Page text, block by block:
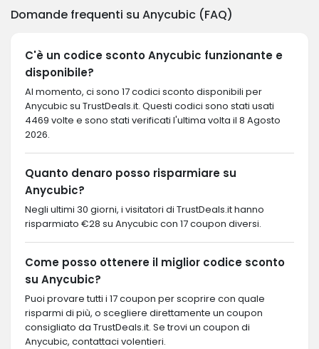
Domande frequenti su Anycubic (FAQ)
C'è un codice sconto Anycubic funzionante e
disponibile?
Al momento, ci sono 17 codici sconto disponibili per
Anycubic su TrustDeals.it. Questi codici sono stati usati
4469 volte e sono stati verificati l'ultima volta il 8 Agosto
2026.
Quanto denaro posso risparmiare su
Anycubic?
Negli ultimi 30 giorni, i visitatori di TrustDeals.it hanno
risparmiato €28 su Anycubic con 17 coupon diversi.
Come posso ottenere il miglior codice sconto
su Anycubic?
Puoi provare tutti i 17 coupon per scoprire con quale
risparmi di più, o scegliere direttamente un coupon
consigliato da TrustDeals.it. Se trovi un coupon di
Anycubic, contattaci volentieri.